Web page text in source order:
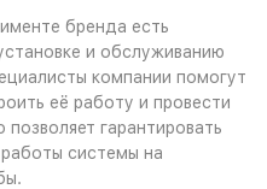
бренда есть
и обслуживанию
компании помогут
её работу и провести
гарантировать
системы на